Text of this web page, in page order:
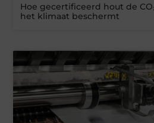
Hoe gecertificeerd hout de
het klimaat beschermt